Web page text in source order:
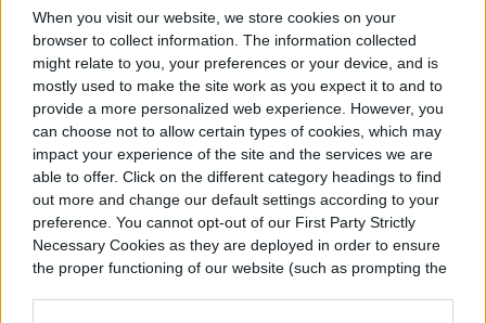
When you visit our website, we store cookies on your
browser to collect information. The information collected
might relate to you, your preferences or your device, and is
mostly used to make the site work as you expect it to and to
provide a more personalized web experience. However, you
can choose not to allow certain types of cookies, which may
impact your experience of the site and the services we are
able to offer. Click on the different category headings to find
out more and change our default settings according to your
preference. You cannot opt-out of our First Party Strictly
Necessary Cookies as they are deployed in order to ensure
the proper functioning of our website (such as prompting the
Topics
NoticiasHomepage